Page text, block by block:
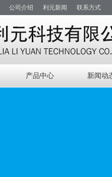
公司介绍 利元新闻 联系方式
产品中心 新闻动